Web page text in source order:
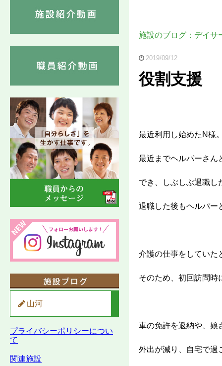
施設のブログ：デイサ
2019/09/12
役割支援
最近利用し始めたN様
最近までヘルパーさん
でき、しぶしぶ退職し
退職した後もヘルパー
介護の仕事をしていた
そのため、初回訪問時
車の免許を返納や、娘
外出が減り、自宅で過
山河
プライバシーポリシーについ
て
関連施設